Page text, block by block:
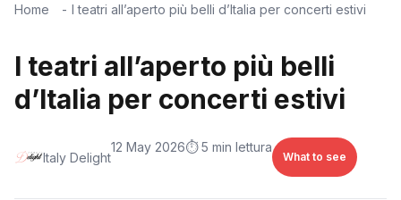
Home I teatri all’aperto più belli d’Italia per concerti estivi
I teatri all’aperto più belli
d’Italia per concerti estivi
Italy Delight
12 May 2026⏱️ 5 min lettura
What to see